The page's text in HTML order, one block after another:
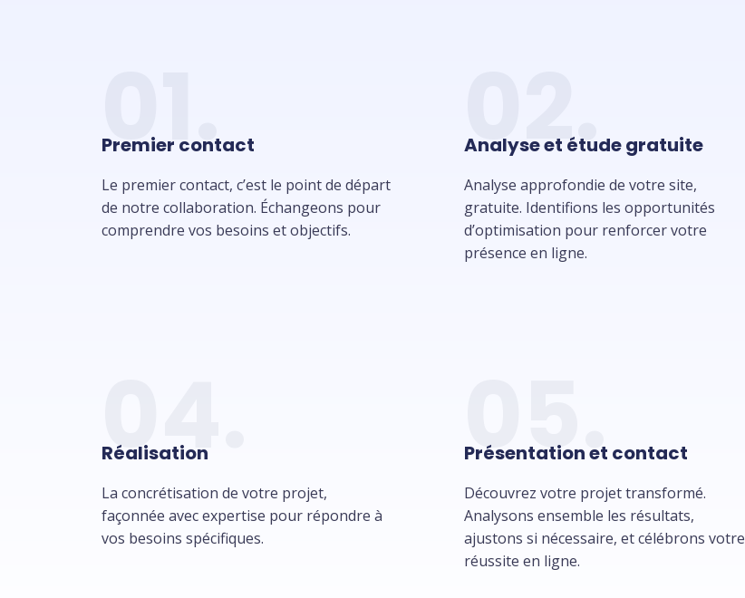
01.
Premier contact
Le premier contact, c’est le point de départ
de notre collaboration. Échangeons pour
comprendre vos besoins et objectifs.
02.
Analyse et étude gratuite
Analyse approfondie de votre site,
gratuite. Identifions les opportunités
d’optimisation pour renforcer votre
présence en ligne.
04.
Réalisation
La concrétisation de votre projet,
façonnée avec expertise pour répondre à
vos besoins spécifiques.
05.
Présentation et contact
Découvrez votre projet transformé.
Analysons ensemble les résultats,
ajustons si nécessaire, et célébrons votre
réussite en ligne.